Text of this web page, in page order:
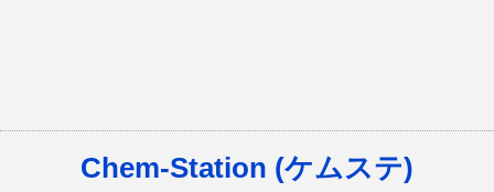
Chem-Station (ケムステ)